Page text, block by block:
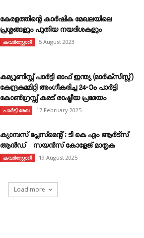
കേരളത്തിന്റെ കാർഷിക മേഖലയിലെ
പ്രശ്നങ്ങളും പുതിയ നയദിശകളും
കവര്‍സ്റ്റോറി 5 August 2023
കമ്യൂണിസ്റ്റ് പാർട്ടി ഓഫ് ഇന്ത്യ (മാർക്സിസ്റ്റ്)
കേന്ദ്രകമ്മിറ്റി അംഗീകരിച്ച 24‐ാം പാർട്ടി
കോൺഗ്രസ്സ് കരട് രാഷ്ട്രീയ പ്രമേയം
പാർട്ടി രേഖ 17 February 2025
ക്യാമ്പസ് പ്ലേസ്മെന്റ് : ടി കെ എം ആർട്സ്
ആൻഡ് സയൻസ് കോളേജ് മാതൃക
കവര്‍സ്റ്റോറി 19 August 2025
Load more